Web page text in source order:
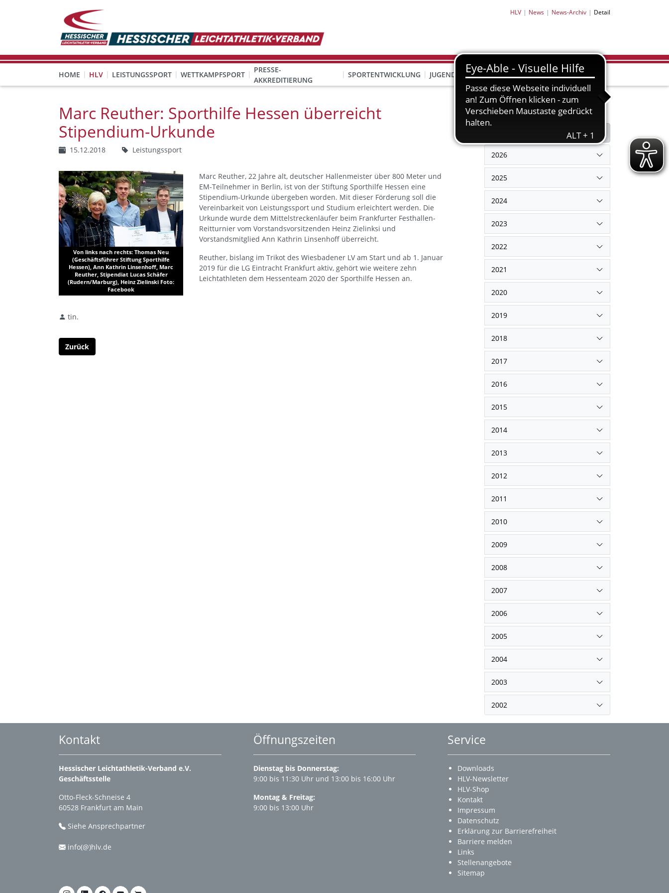
HLV News News-Archiv Detail
HOME HLV LEISTUNGSSPORT WETTKAMPFSPORT
PRESSE-
AKKREDITIERUNG
SPORTENTWICKLUNG JUGEND BILDUNG
HLV-
PARTNER
HLV-
SHOP
Marc Reuther: Sporthilfe Hessen überreicht
Stipendium-Urkunde
15.12.2018 Leistungssport
Von links nach rechts: Thomas Neu
(Geschäftsführer Stiftung Sporthilfe
Hessen), Ann Kathrin Linsenhoff, Marc
Reuther, Stipendiat Lucas Schäfer
(Rudern/Marburg), Heinz Zielinski Foto:
Facebook
Marc Reuther, 22 Jahre alt, deutscher Hallenmeister über 800 Meter und
EM-Teilnehmer in Berlin, ist von der Stiftung Sporthilfe Hessen eine
Stipendium-Urkunde übergeben worden. Mit dieser Förderung soll die
Vereinbarkeit von Leistungssport und Studium erleichtert werden. Die
Urkunde wurde dem Mittelstreckenläufer beim Frankfurter Festhallen-
Reitturnier vom Vorstandsvorsitzenden Heinz Zielinksi und
Vorstandsmitglied Ann Kathrin Linsenhoff überreicht.
Reuther, bislang im Trikot des Wiesbadener LV am Start und ab 1. Januar
2019 für die LG Eintracht Frankfurt aktiv, gehört wie weitere zehn
Leichtathleten dem Hessenteam 2020 der Sporthilfe Hessen an.
tin.
Zurück
Filter
2026
2025
2024
2023
2022
2021
2020
2019
2018
2017
2016
2015
2014
2013
2012
2011
2010
2009
2008
2007
2006
2005
2004
2003
2002
Kontakt
Hessischer Leichtathletik-Verband e.V.
Geschäftsstelle
Otto-Fleck-Schneise 4
60528 Frankfurt am Main
Siehe Ansprechpartner
info(@)hlv.de
Öffnungszeiten
Dienstag bis Donnerstag:
9:00 bis 11:30 Uhr und 13:00 bis 16:00 Uhr
Montag & Freitag:
9:00 bis 13:00 Uhr
Service
Downloads
HLV-Newsletter
HLV-Shop
Kontakt
Impressum
Datenschutz
Erklärung zur Barrierefreiheit
Barriere melden
Links
Stellenangebote
Sitemap